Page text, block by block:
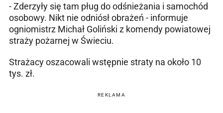
- Zderzyły się tam pług do odśnieżania i samochód
osobowy. Nikt nie odniósł obrażeń - informuje
ogniomistrz Michał Goliński z komendy powiatowej
straży pożarnej w Świeciu.
Strażacy oszacowali wstępnie straty na około 10
tys. zł.
REKLAMA